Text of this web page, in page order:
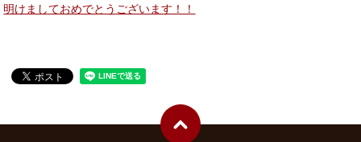
明けましておめでとうございます！！